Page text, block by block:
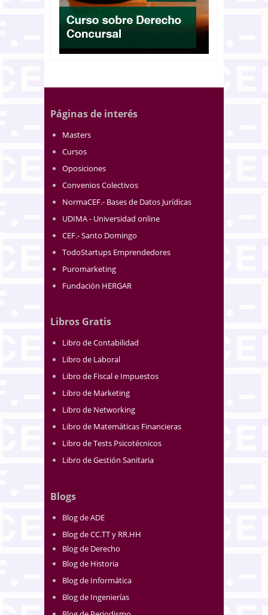
Páginas de interés
Masters
Cursos
Oposiciones
Convenios Colectivos
NormaCEF.- Bases de Datos Jurídicas
UDIMA - Universidad online
CEF.- Santo Domingo
TodoStartups Emprendedores
Puromarketing
Fundación HERGAR
Libros Gratis
Libro de Contabilidad
Libro de Laboral
Libro de Fiscal e Impuestos
Libro de Marketing
Libro de Networking
Libro de Matemáticas Financieras
Libro de Tests Psicotécnicos
Libro de Gestión Sanitaria
Blogs
Blog de ADE
Blog de CC.TT y RR.HH
Blog de Derecho
Blog de Historia
Blog de Informática
Blog de Ingenierías